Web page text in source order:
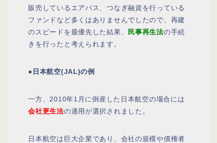
販売しているエアバス、つなぎ融資を行っている
ファンドなど多くはありませんでしたので、再建
のスピードを最優先した結果、
民事再生法の手続
きを行ったと考えられます。
●日本航空(JAL)の例
一方、2010年1月に倒産した 日本航空の場合には
会社更生法の適用が選択されました。
日本航空は巨大企業であり、会社の規模や債権者